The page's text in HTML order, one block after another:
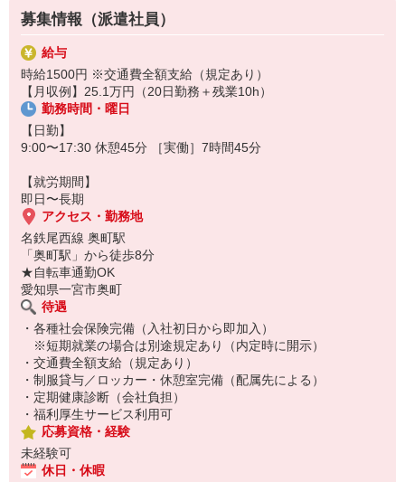
◎寮完備で新生活を応援！赴任旅費全額支給などサポート充実◎
募集情報（派遣社員）
給与
時給1500円 ※交通費全額支給（規定あり）
【月収例】25.1万円（20日勤務＋残業10h）
勤務時間・曜日
【日勤】
9:00〜17:30 休憩45分 ［実働］7時間45分
【就労期間】
即日〜長期
アクセス・勤務地
名鉄尾西線 奥町駅
「奥町駅」から徒歩8分
★自転車通勤OK
愛知県一宮市奥町
待遇
・各種社会保険完備（入社初日から即加入）
※短期就業の場合は別途規定あり（内定時に開示）
・交通費全額支給（規定あり）
・制服貸与／ロッカー・休憩室完備（配属先による）
・定期健康診断（会社負担）
・福利厚生サービス利用可
応募資格・経験
未経験可
休日・休暇